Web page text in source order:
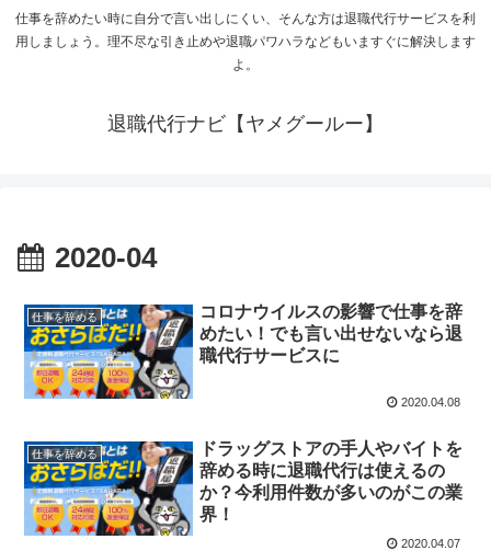
仕事を辞めたい時に自分で言い出しにくい、そんな方は退職代行サービスを利
用しましょう。理不尽な引き止めや退職パワハラなどもいますぐに解決します
よ。
退職代行ナビ【ヤメグールー】
2020-04
仕事を辞める
コロナウイルスの影響で仕事を辞
めたい！でも言い出せないなら退
職代行サービスに
2020.04.08
仕事を辞める
ドラッグストアの手人やバイトを
辞める時に退職代行は使えるの
か？今利用件数が多いのがこの業
界！
2020.04.07